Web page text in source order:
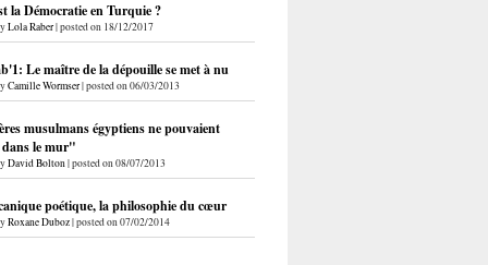
la Démocratie en Turquie ?
Lola Raber|posted on 18/12/2017
Le maître de la dépouille se met à nu
Camille Wormser|posted on 06/03/2013
musulmans égyptiens ne pouvaient
dans le mur"
David Bolton|posted on 08/07/2013
poétique, la philosophie du cœur
Roxane Duboz|posted on 07/02/2014